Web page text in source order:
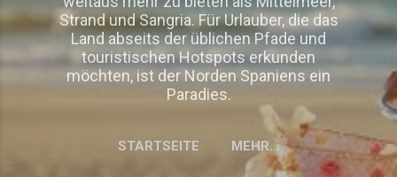
Strand und Sangria. Für Urlauber, die das
Land abseits der üblichen Pfade und
touristischen Hotspots erkunden
möchten, ist der Norden Spaniens ein
Paradies.
STARTSEITE MEHR…